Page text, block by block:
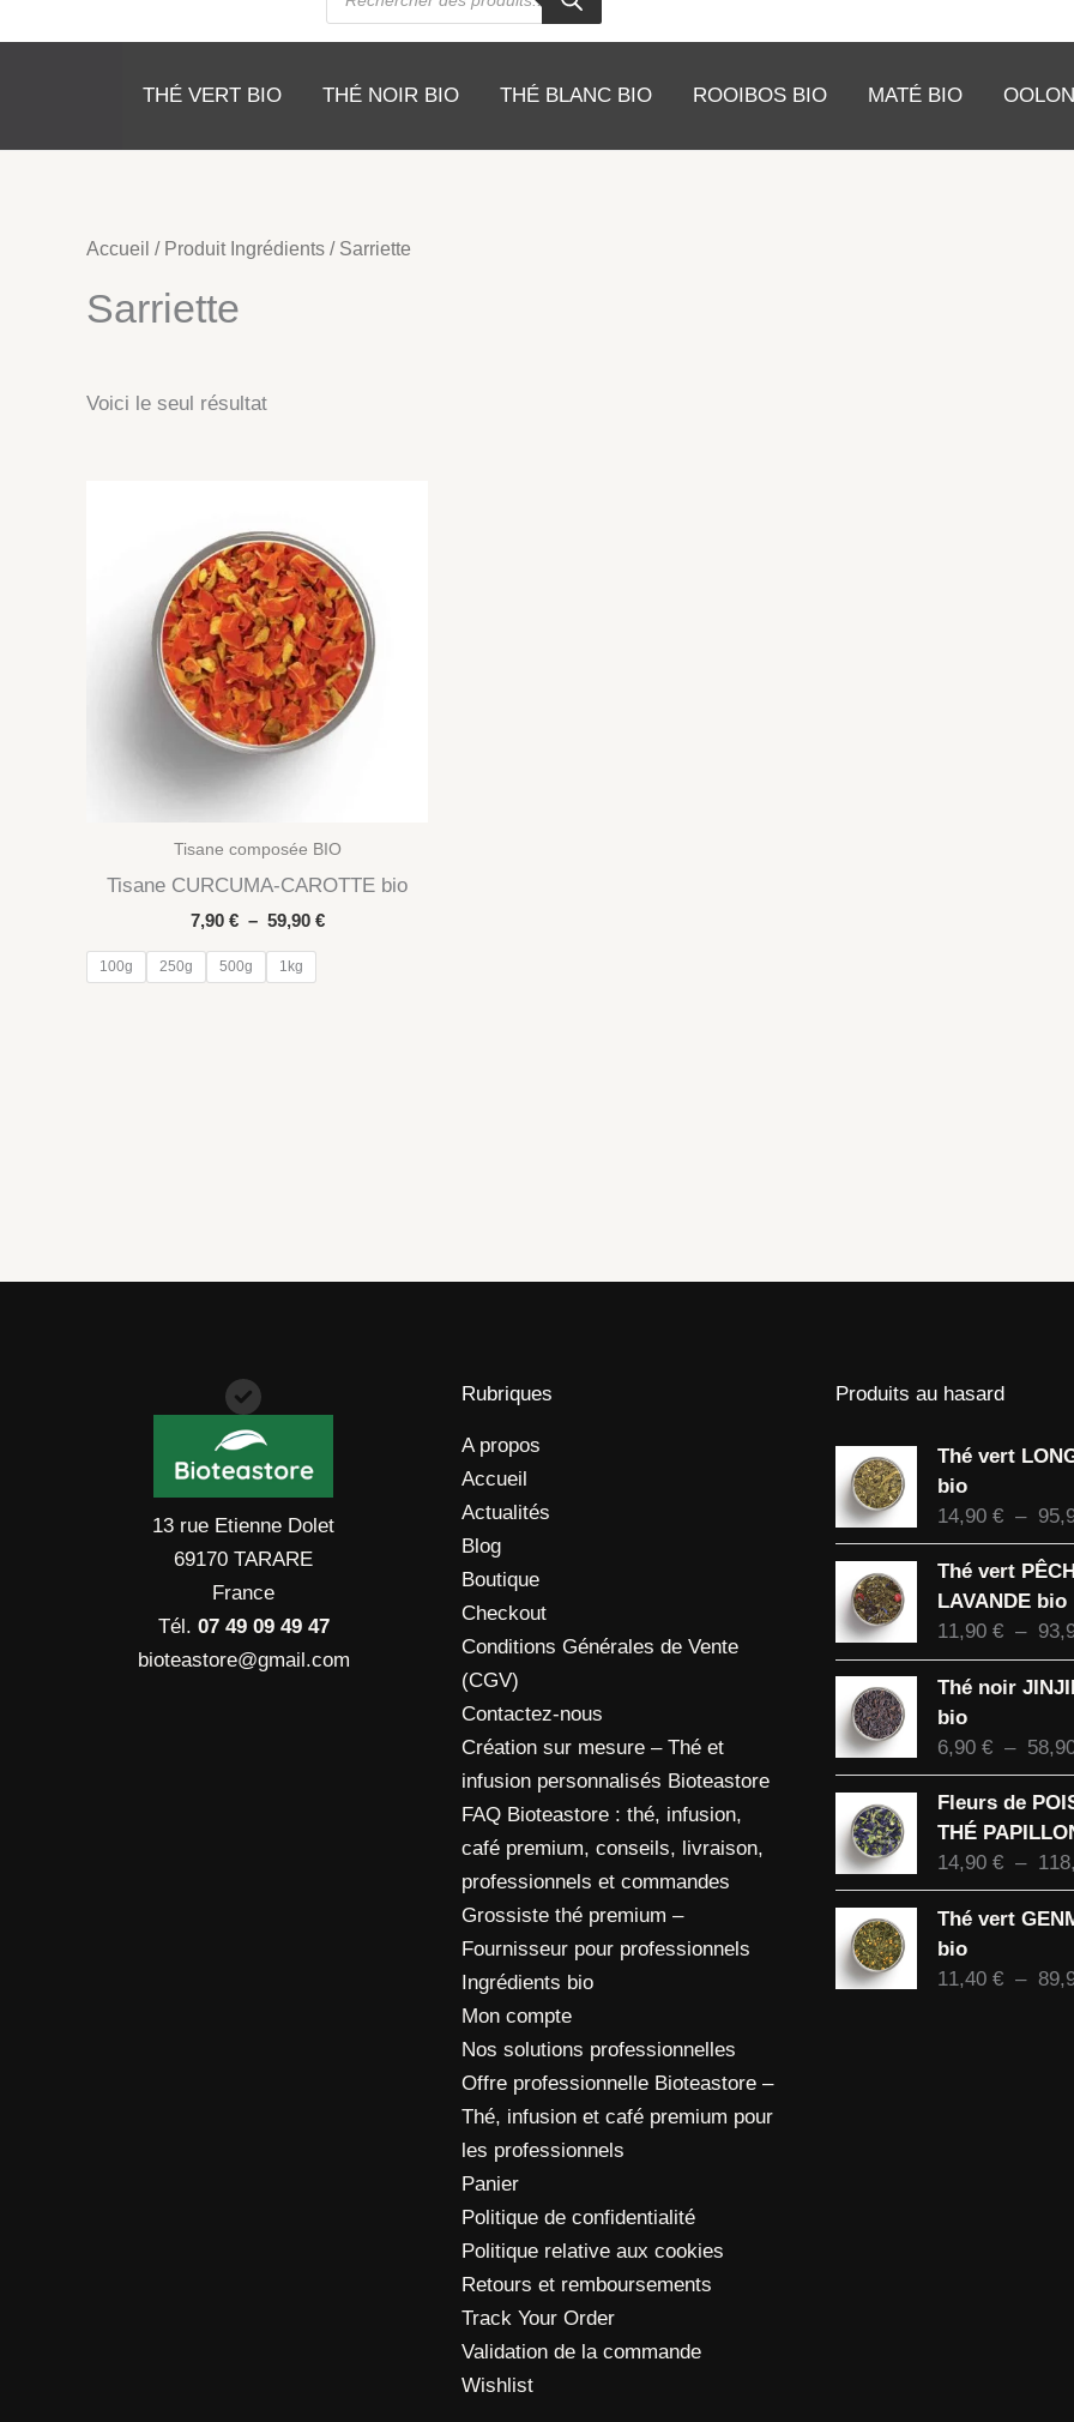
de
produits
THÉ VERT BIO THÉ NOIR BIO THÉ BLANC BIO ROOIBOS BIO MATÉ BIO
Accueil / Produit Ingrédients / Sarriette
Sarriette
Voici le seul résultat
Tisane composée BIO
Tisane CURCUMA-CAROTTE bio
7,90 € – 59,90 €Plage
100g 250g 500g 1kg
13 rue Etienne Dolet
69170 TARARE
France
Tél. 07 49 09 49 47
bioteastore@gmail.com
Rubriques
A propos
Accueil
Actualités
Blog
Boutique
Checkout
Conditions Générales de Vente
(CGV)
Contactez-nous
Création sur mesure – Thé et
infusion personnalisés Bioteastore
FAQ Bioteastore : thé, infusion,
café premium, conseils, livraison,
professionnels et commandes
Grossiste thé premium –
Fournisseur pour professionnels
Ingrédients bio
Mon compte
Nos solutions professionnelles
Offre professionnelle Bioteastore –
Thé, infusion et café premium pour
les professionnels
Panier
Politique de confidentialité
Politique relative aux cookies
Retours et remboursements
Track Your Order
Validation de la commande
Wishlist
Produits au hasard
Thé vert
bio
14,90 € –
Thé vert
LAVANDE bio
11,90 € –
Thé noir
bio
6,90 € –
Fleurs de
THÉ
14,90 € –
Thé vert
bio
11,40 € –